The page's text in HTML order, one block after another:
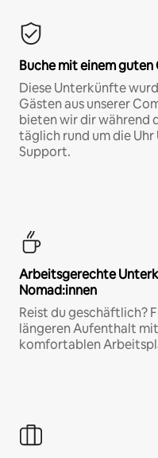
Buche mit einem guten
Diese Unterkünfte
Gästen aus unserer
bieten wir dir während
täglich rund um die
Support.
Arbeitsgerechte
Nomad:innen
Reist du geschäftlich?
längeren Aufenthalt
komfortablen